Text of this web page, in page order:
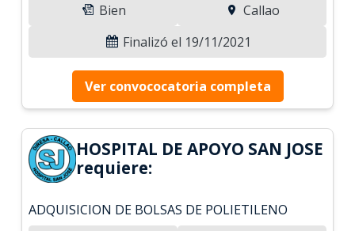
Bien
Callao
Finalizó el 19/11/2021
Ver convococatoria completa
HOSPITAL DE APOYO SAN JOSE
requiere:
ADQUISICION DE BOLSAS DE POLIETILENO